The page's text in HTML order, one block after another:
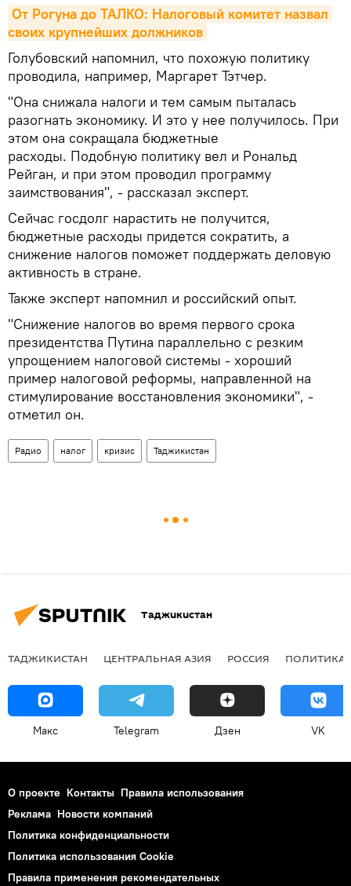
От Рогуна до ТАЛКО: Налоговый комитет назвал
своих крупнейших должников
Голубовский напомнил, что похожую политику
проводила, например, Маргарет Тэтчер.
"Она снижала налоги и тем самым пыталась
разогнать экономику. И это у нее получилось. При
этом она сокращала бюджетные
расходы. Подобную политику вел и Рональд
Рейган, и при этом проводил программу
заимствования", - рассказал эксперт.
Сейчас госдолг нарастить не получится,
бюджетные расходы придется сократить, а
снижение налогов поможет поддержать деловую
активность в стране.
Также эксперт напомнил и российский опыт.
"Снижение налогов во время первого срока
президентства Путина параллельно с резким
упрощением налоговой системы - хороший
пример налоговой реформы, направленной на
стимулирование восстановления экономики", -
отметил он.
Радио налог кризис Таджикистан
Таджикистан
ТАДЖИКИСТАН ЦЕНТРАЛЬНАЯ АЗИЯ РОССИЯ ПОЛИТИКА
Макс Telegram Дзен VK
О проекте Контакты Правила использования
Реклама Новости компаний
Политика конфиденциальности
Политика использования Cookie
Правила применения рекомендательных